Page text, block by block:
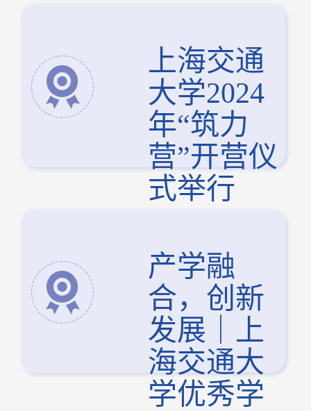
上海交通
大学2024
年“筑力
营”开营仪
式举行
产学融
合，创新
发展｜上
海交通大
学优秀学